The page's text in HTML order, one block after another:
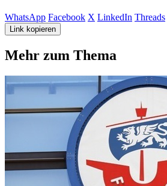
WhatsApp Facebook X LinkedIn Threads
Link kopieren
Mehr zum Thema